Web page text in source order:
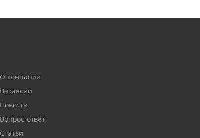
О компании
Вакансии
Новости
Вопрос-ответ
Статьи